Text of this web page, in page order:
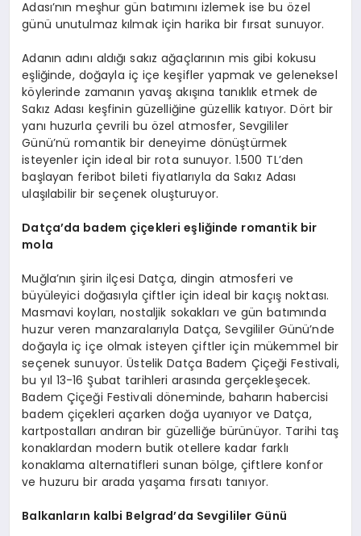
Adası’nın meşhur gün batımını izlemek ise bu özel
günü unutulmaz kılmak için harika bir fırsat sunuyor.
Adanın adını aldığı sakız ağaçlarının mis gibi kokusu
eşliğinde, doğayla iç içe keşifler yapmak ve geleneksel
köylerinde zamanın yavaş akışına tanıklık etmek de
Sakız Adası keşfinin güzelliğine güzellik katıyor. Dört bir
yanı huzurla çevrili bu özel atmosfer, Sevgililer
Günü’nü romantik bir deneyime dönüştürmek
isteyenler için ideal bir rota sunuyor. 1.500 TL’den
başlayan feribot bileti fiyatlarıyla da Sakız Adası
ulaşılabilir bir seçenek oluşturuyor.
Datça’da badem çiçekleri eşliğinde romantik bir
mola
Muğla’nın şirin ilçesi Datça, dingin atmosferi ve
büyüleyici doğasıyla çiftler için ideal bir kaçış noktası.
Masmavi koyları, nostaljik sokakları ve gün batımında
huzur veren manzaralarıyla Datça, Sevgililer Günü’nde
doğayla iç içe olmak isteyen çiftler için mükemmel bir
seçenek sunuyor. Üstelik Datça Badem Çiçeği Festivali,
bu yıl 13-16 Şubat tarihleri arasında gerçekleşecek.
Badem Çiçeği Festivali döneminde, baharın habercisi
badem çiçekleri açarken doğa uyanıyor ve Datça,
kartpostalları andıran bir güzelliğe bürünüyor. Tarihi taş
konaklardan modern butik otellere kadar farklı
konaklama alternatifleri sunan bölge, çiftlere konfor
ve huzuru bir arada yaşama fırsatı tanıyor.
Balkanların kalbi Belgrad’da Sevgililer Günü